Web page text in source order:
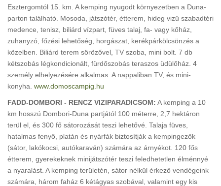
Esztergomtól 15. km. A kemping nyugodt környezetben a Duna-
parton található. Mosoda, játszótér, étterem, hideg vizű szabadtéri
medence, tenisz, biliárd vízpart, füves talaj, fa- vagy kőház,
zuhanyzó, főzési lehetőség, horgászat, kerékpárkölcsönzés a
közelben. Biliárd terem sörözővel, TV szoba, mini bolt. 7 db
kétszobás légkondicionált, fürdőszobás teraszos üdülőház. 4
személy elhelyezésére alkalmas. A nappaliban TV, és mini-
konyha. www.domoscampig.hu
FADD-DOMBORI - RENCZ VIZIPARADICSOM: A kemping a 10
km hosszú Dombori-Duna partjától 100 méterre, 2,7 hektáron
terül el, és 300 fő sátorozását teszi lehetővé. Talaja füves,
hatalmas fenyő, platán és nyárfák biztosítják a kempingezők
(sátor, lakókocsi, autókaraván) számára az árnyékot. 120 fős
étterem, gyerekeknek minijátszótér teszi feledhetetlen élménnyé
a nyaralást. A kemping területén, sátor nélkül érkező vendégeink
számára, három faház 6 kétágyas szobával, valamint egy kis